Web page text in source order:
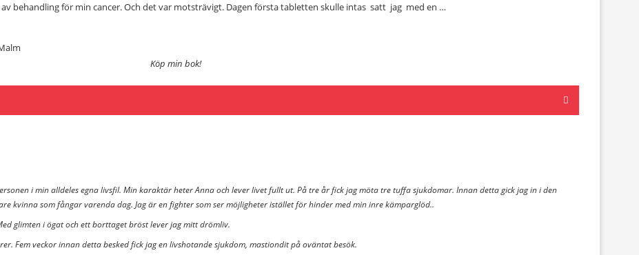
behandling för min cancer. Och det var motsträvigt. Dagen första tabletten skulle intas satt jag med en …
Köp min bok!
i min alldeles egna livsfil. Min karaktär heter Anna och lever livet fullt ut. På tre år fick jag möta tre tuffa sjukdomar. Innan detta gick jag in i den
kvinna som fångar varenda dag. Jag är en fighter som ser möjligheter istället för hinder med min inre kämparglöd..
glimten i ögat och ett borttaget bröst lever jag mitt drömliv.
Fem veckor innan detta besked fick jag en livshotande sjukdom, mastiondit på oväntat besök.